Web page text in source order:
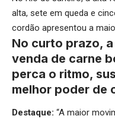
alta, sete em queda e
cordão apresentou a
No curto prazo,
venda de carne
perca o ritmo,
melhor poder de
Destaque: “A maior